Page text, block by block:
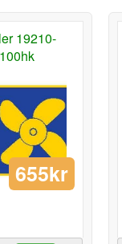
19210-
655kr